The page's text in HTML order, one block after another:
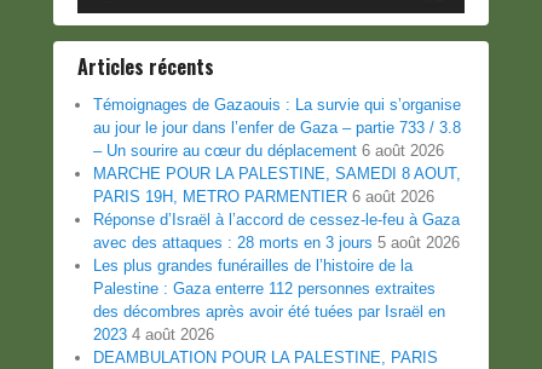
Articles récents
Témoignages de Gazaouis : La survie qui s’organise
au jour le jour dans l’enfer de Gaza – partie 733 / 3.8
– Un sourire au cœur du déplacement 6 août 2026
MARCHE POUR LA PALESTINE, SAMEDI 8 AOUT,
PARIS 19H, METRO PARMENTIER 6 août 2026
Réponse d’Israël à l’accord de cessez-le-feu à Gaza
avec des attaques : 28 morts en 3 jours 5 août 2026
Les plus grandes funérailles de l’histoire de la
Palestine : Gaza enterre 112 personnes extraites
des décombres après avoir été tuées par Israël en
2023 4 août 2026
DEAMBULATION POUR LA PALESTINE, PARIS